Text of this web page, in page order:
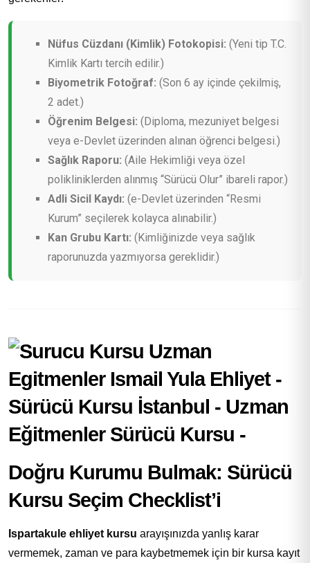
Nüfus Cüzdanı (Kimlik) Fotokopisi: (Yeni tip T.C.
Kimlik Kartı tercih edilir.)
Biyometrik Fotoğraf: (Son 6 ay içinde çekilmiş,
2 adet.)
Öğrenim Belgesi: (Diploma, mezuniyet belgesi
veya e-Devlet üzerinden alınan öğrenci belgesi.)
Sağlık Raporu: (Aile Hekimliği veya özel
polikliniklerden alınmış “Sürücü Olur” ibareli rapor.)
Adli Sicil Kaydı: (e-Devlet üzerinden “Resmi
Kurum” seçilerek kolayca alınabilir.)
Kan Grubu Kartı: (Kimliğinizde veya sağlık
raporunuzda yazmıyorsa gereklidir.)
Doğru Kurumu Bulmak: Sürücü
Kursu Seçim Checklist’i
Ispartakule ehliyet kursu arayışınızda yanlış karar
vermemek, zaman ve para kaybetmemek için bir kursa kayıt